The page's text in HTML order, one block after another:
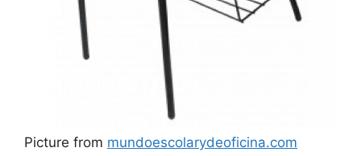
Picture from mundoescolarydeoficina.com